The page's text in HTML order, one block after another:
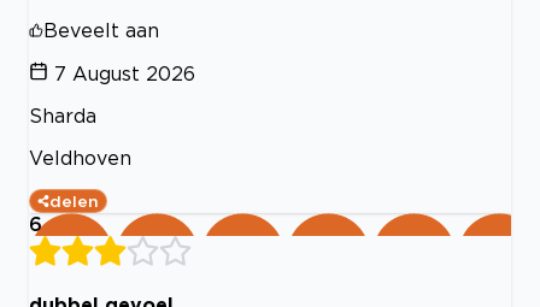
Beveelt aan
7 August 2026
Sharda
Veldhoven
delen
6